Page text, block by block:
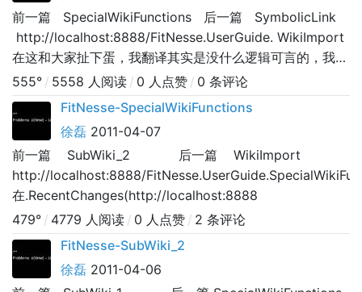
前一篇 SpecialWikiFunctions 后一篇 SymbolicLink
http://localhost:8888/FitNesse.UserGuide. WikiImport
在这和大家扯下蛋，我翻译其实是没什么逻辑可言的，我就
是看UserGuide页上那些链接，然后每天找个来翻译下，所
以没办法一下子就让大家学会使用这个
555° / 5558 人阅读 / 0 人点赞 / 0 条评论
FitNesse-SpecialWikiFunctions
徐磊 2011-04-07
前一篇 SubWiki_2 后一篇 WikiImport
http://localhost:8888/
在.RecentChanges(http://localhost:8888
479° / 4779 人阅读 / 0 人点赞 / 2 条评论
FitNesse-SubWiki_2
徐磊 2011-04-06